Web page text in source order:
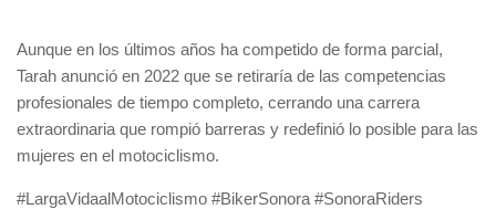
Aunque en los últimos años ha competido de forma parcial,
Tarah anunció en 2022 que se retiraría de las competencias
profesionales de tiempo completo, cerrando una carrera
extraordinaria que rompió barreras y redefinió lo posible para las
mujeres en el motociclismo.
#LargaVidaalMotociclismo #BikerSonora #SonoraRiders